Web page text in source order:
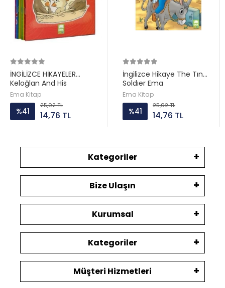
İNGİLİZCE HİKAYELER
Keloğlan And His
Neighbours Ema
Ema Kitap
%41
25,02 TL
14,76 TL
İngilizce Hikaye The Tın
Soldıer Ema
Ema Kitap
%41
25,02 TL
14,76 TL
Kategoriler
Bize Ulaşın
Kurumsal
Kategoriler
Müşteri Hizmetleri